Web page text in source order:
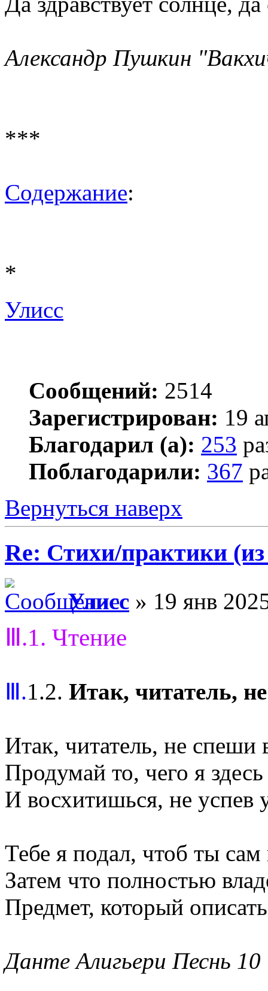
Александр Пушкин
***
Содержание:
*
Улисс
Сообщений: 2514
Зарегистрирован: 19
Благодарил (а): 253
Поблагодарили: 367
Вернуться наверх
Re: Стихи/практики
Улисс » 19 янв
Ⅲ.1. Чтение
Ⅲ.1.2. Итак, читатель,
Итак, читатель, не спеши
Продумай то, чего я здесь
И восхитишься, не успев
Тебе я подал, чтоб ты сам
Затем что полностью
Предмет, который
Данте Алигьери Песнь